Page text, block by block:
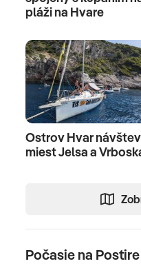
pláži na Hvare
Ostrov Hvar
miest Jelsa a
Počasie na Postire